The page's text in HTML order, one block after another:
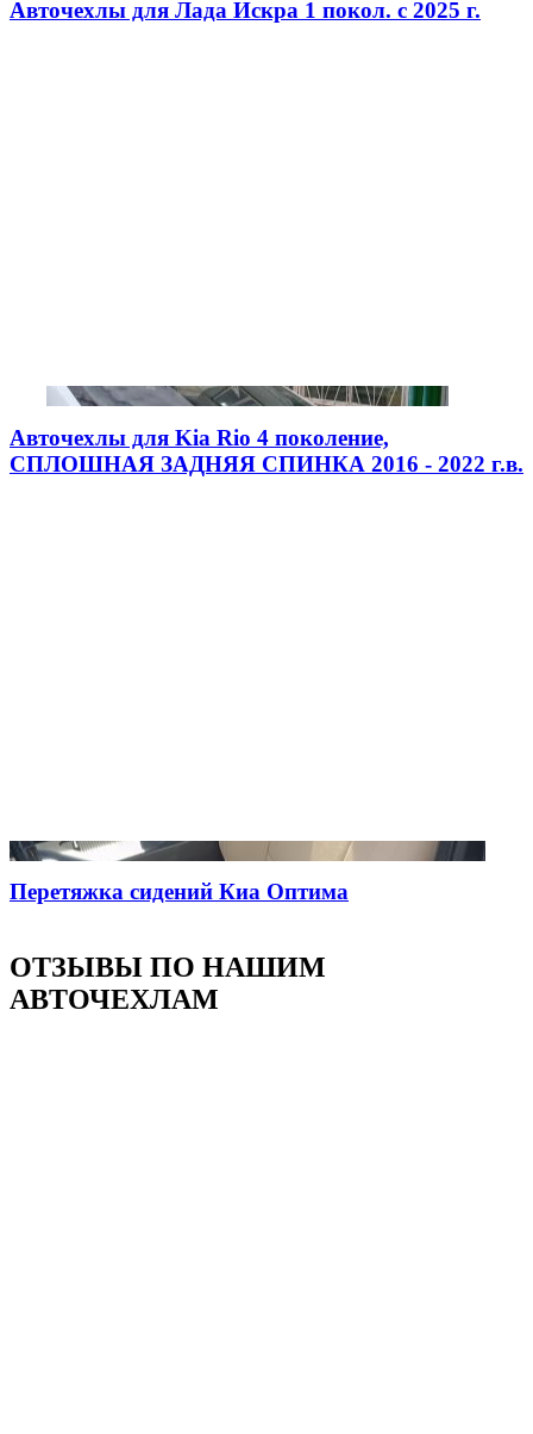
Авточехлы для Лада Искра 1 покол. с 2025 г.
Авточехлы для Kia Rio 4 поколение,
СПЛОШНАЯ ЗАДНЯЯ СПИНКА 2016 - 2022 г.в.
Перетяжка сидений Киа Оптима
ОТЗЫВЫ ПО НАШИМ
АВТОЧЕХЛАМ